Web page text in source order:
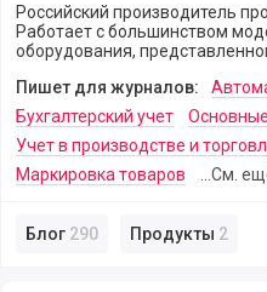
Российский производитель
Работает с большинством
оборудования,
сбора данных, маркировки и
Пишет для журналов:
Бухгалтерский учет
Учет в производстве и
Маркировка товаров
...См.
Блог 290 Продукты 2